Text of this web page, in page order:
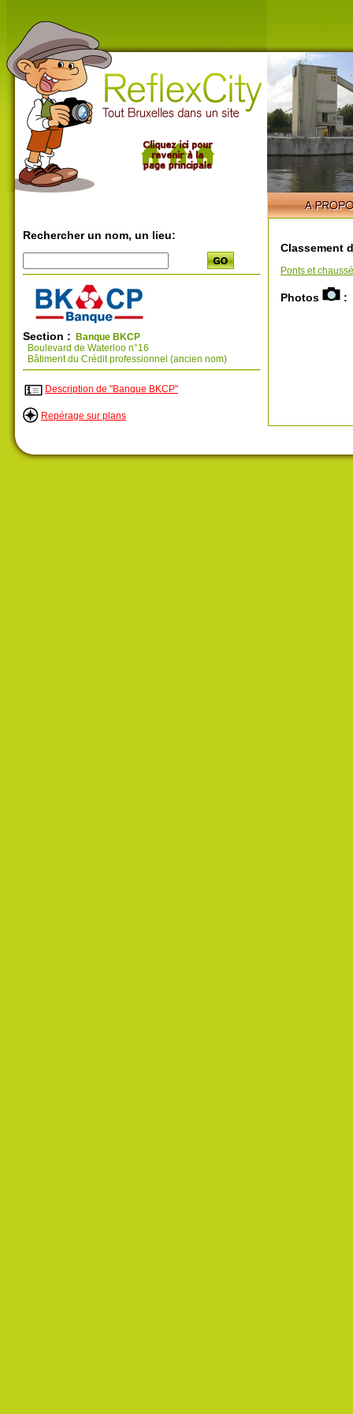
Rechercher un nom, un lieu:
Section : Banque BKCP
Boulevard de Waterloo n°16
Bâtiment du Crédit professionnel (ancien nom)
Description de "Banque BKCP"
Repérage sur plans
Classement
Ponts et
Photos :